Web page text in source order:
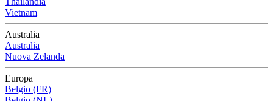
Vietnam
Australia
Australia
Nuova Zelanda
Europa
Belgio (FR)